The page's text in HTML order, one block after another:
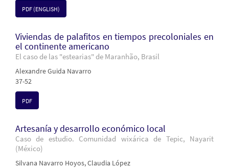
PDF (ENGLISH)
Viviendas de palafitos en tiempos precoloniales en
el continente americano
El caso de las "estearias" de Maranhão, Brasil
Alexandre Guida Navarro
37-52
PDF
Artesanía y desarrollo económico local
Caso de estudio. Comunidad wixárica de Tepic, Nayarit
(México)
Silvana Navarro Hoyos, Claudia López